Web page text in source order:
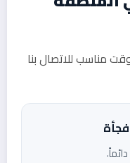
مناسب للاتصال بنا